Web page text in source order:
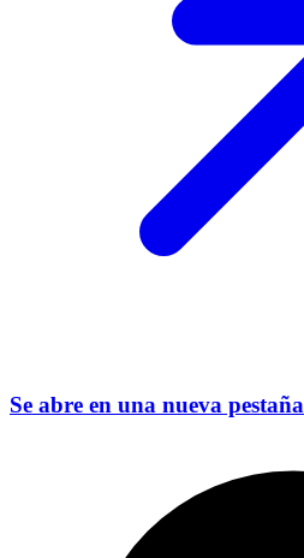
Se abre en una nueva pestaña